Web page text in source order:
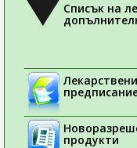
Списък на
продукти